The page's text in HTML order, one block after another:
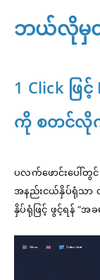
ဘယ်လိုမှ
1 Click ဖြ
ကို စတင်လို
ပလက်ဖောင်းပေါ်တွ
အနည်းငယ်နှိပ်ရုံသာ
နှိပ်ရုံဖြင့် ဖွင့်ရန် “